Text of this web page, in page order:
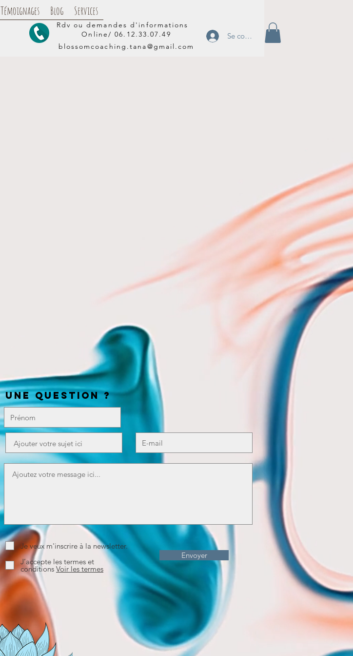
Témoignages Blog Services
Se connecter
Rdv ou demandes d'informations
Online/06.12.33.07.49
blossomcoaching.tana@gmail.com
UNE QUESTION ?
Je veux m'inscrire à la newsletter.
J’accepte les termes et
conditions Voir les termes
Envoyer